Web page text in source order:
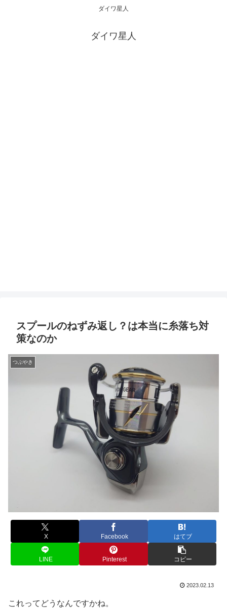
ダイワ星人
ダイワ星人
スプールのねずみ返し？は本当に糸落ち対
策なのか
つぶやき
X Facebook はてブ
LINE Pinterest コピー
2023.02.13
これってどうなんですかね。